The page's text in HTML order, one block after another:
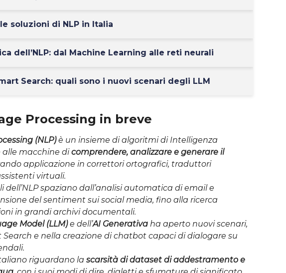
soluzioni di NLP in Italia
dell’NLP: dal Machine Learning alle reti neurali
Search: quali sono i nuovi scenari degli LLM
Processing in breve
(NLP)è un insieme di algoritmi di Intelligenza
macchine dicomprendere, analizzare e generare il
applicazione in correttori ortografici, traduttori
virtuali.
dell’NLP spaziano dall’analisi automatica di email e
del sentiment sui social media, fino alla ricerca
in grandi archivi documentali.
Model (LLM)e dell’AI Generativa ha aperto nuovi scenari,
e nella creazione di chatbot capaci di dialogare su
riguardano la scarsità di dataset di addestramento e